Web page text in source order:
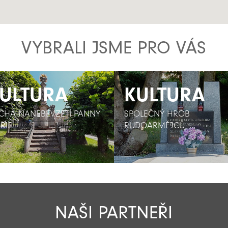
VYBRALI JSME PRO VÁS
NANEBEVZETÍ PANNY
NANEBEVZETÍ PANNY
KULTURA
SPOLEČNÝ HROB
RUDOARMĚJCŮ
KULTURA
SPOLEČNÝ HROB
RUDOARMĚJCŮ
NAŠI PARTNEŘI